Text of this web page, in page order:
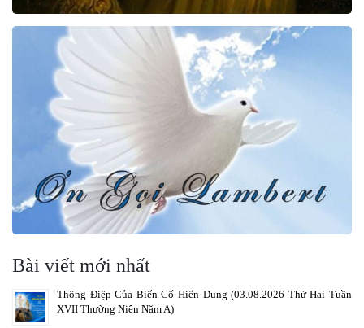
Bài viết mới nhất
Thông Điệp Của Biến Cố Hiển Dung (03.08.2026 Thứ Hai Tuần
XVII Thường Niên Năm A)